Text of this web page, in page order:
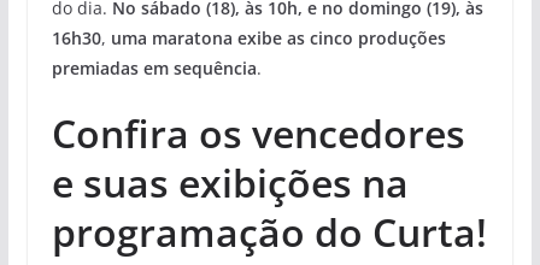
do dia. No sábado (18), às 10h, e no domingo (19), às
16h30, uma maratona exibe as cinco produções
premiadas em sequência.
Confira os vencedores
e suas exibições na
programação do Curta!